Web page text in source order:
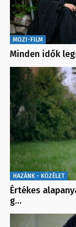
MOZI-FILM
Minden idők
HAZÁNK - KÖZÉLET
Értékes
g…